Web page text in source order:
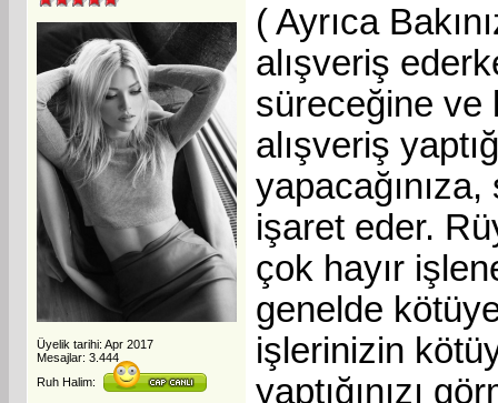
Üyelik tarihi: Apr 2017
Mesajlar: 3.444
Ruh Halim:
( Ayrıca
alışveriş
süreceğine ve
alışveriş
işaret eder.
çok hayır
genelde
işlerinizin
yaptığınızı